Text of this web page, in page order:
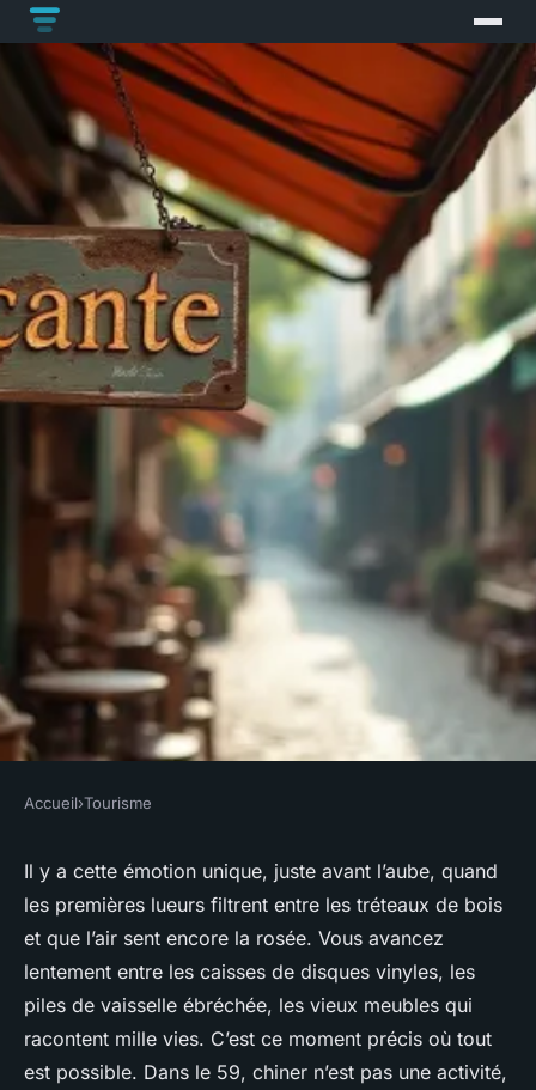
Où trouver les meilleures
brocantes dans le 59 près de
chez vous ?
Éléanore •27/04/2026 20:45•10 min de lecture
Accueil›Tourisme
Il y a cette émotion unique, juste avant l’aube, quand
les premières lueurs filtrent entre les tréteaux de bois
et que l’air sent encore la rosée. Vous avancez
lentement entre les caisses de disques vinyles, les
piles de vaisselle ébréchée, les vieux meubles qui
racontent mille vies. C’est ce moment précis où tout
est possible. Dans le 59, chiner n’est pas une activité,